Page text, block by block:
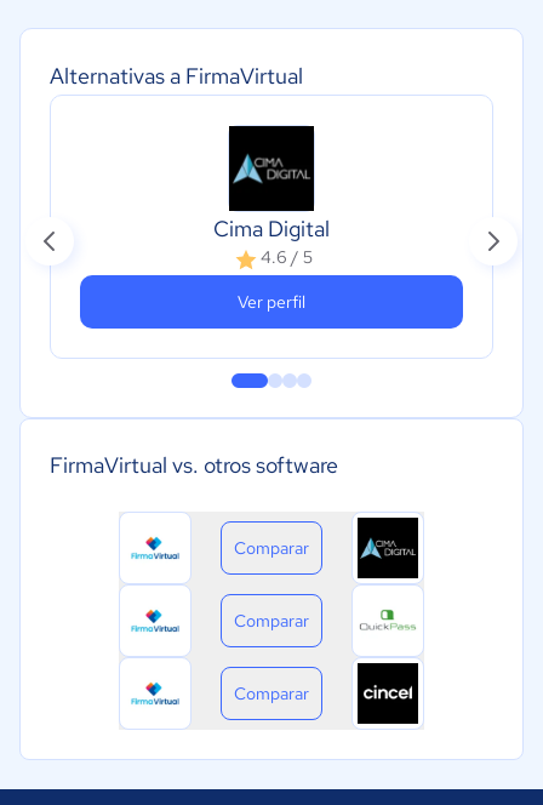
Alternativas a FirmaVirtual
Cima Digital
4.6 / 5
Ver perfil
FirmaVirtual vs. otros software
Comparar
Comparar
Comparar